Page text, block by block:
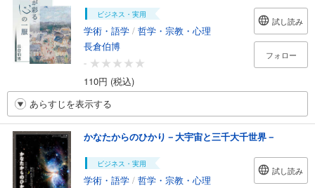
ビジネス・実用
学術・語学 / 哲学・宗教・心理
長倉伯博
-
110円 (税込)
試し読み
フォロー
あらすじを表示する
かなたからのひかり－大宇宙と三千大千世界－
ビジネス・実用
学術・語学 / 哲学・宗教・心理
試し読み